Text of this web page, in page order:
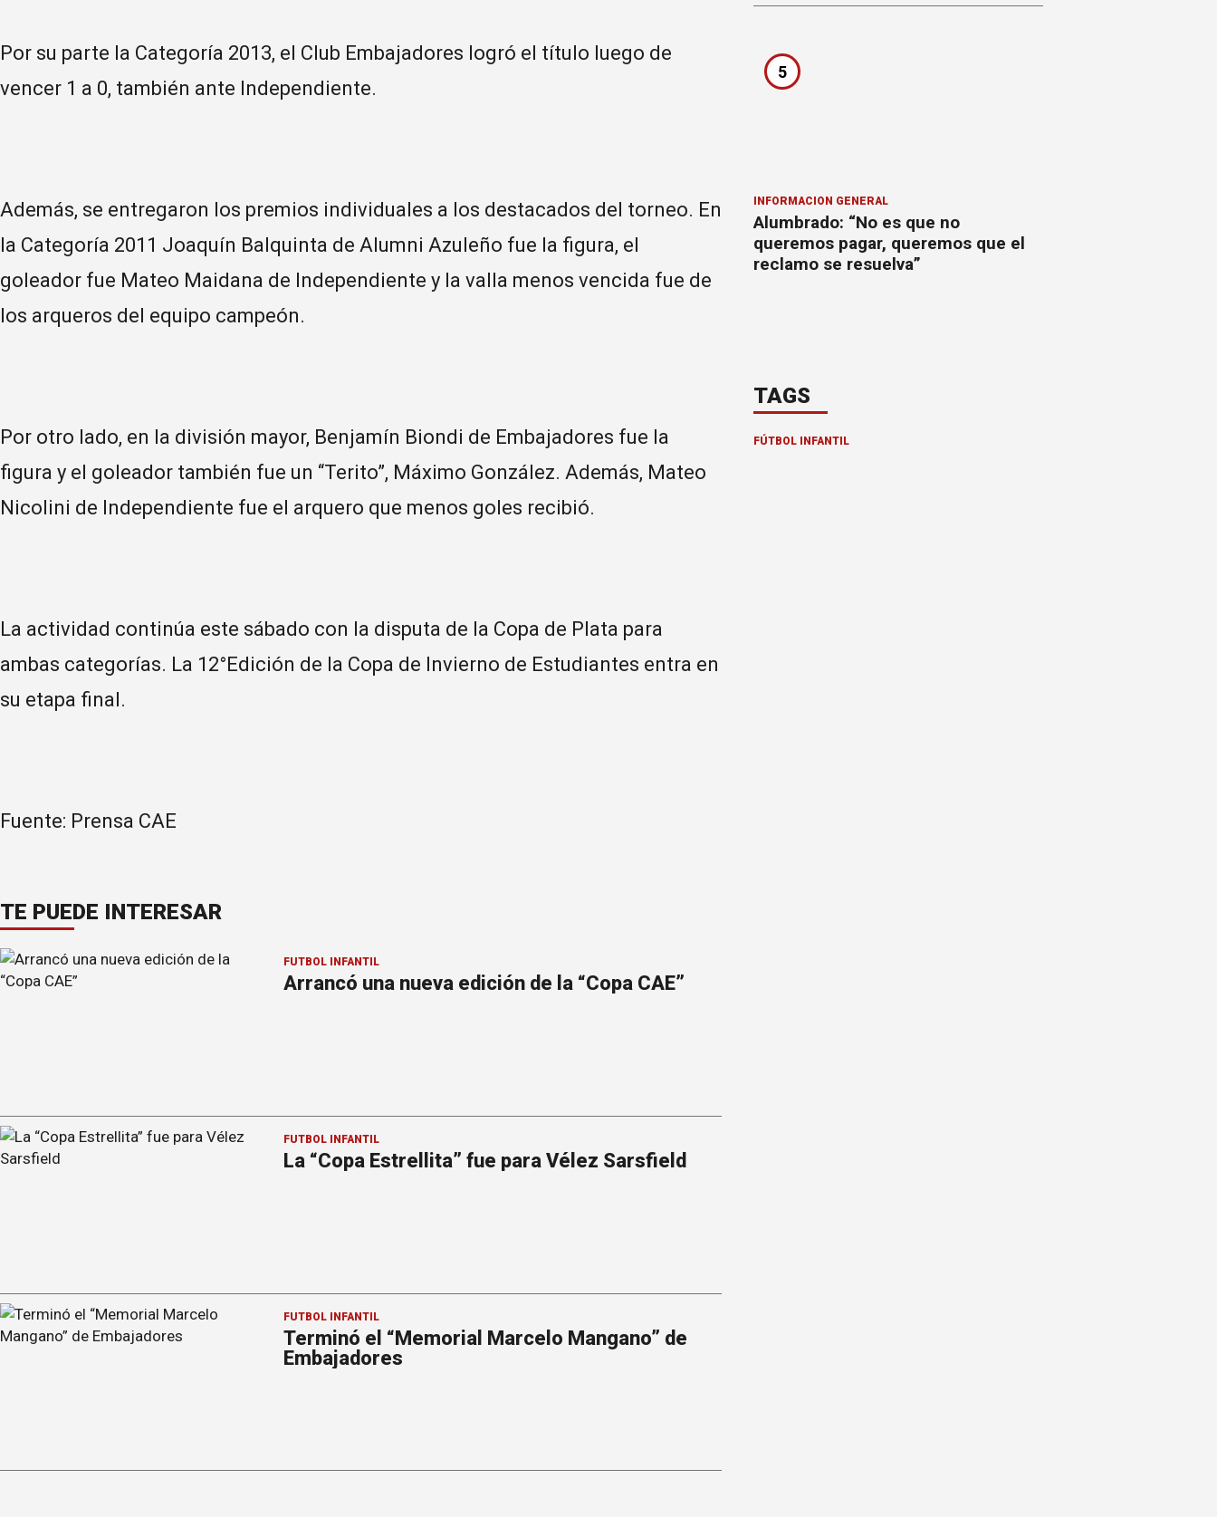
Por su parte la Categoría 2013, el Club Embajadores logró el título luego de
vencer 1 a 0, también ante Independiente.
Además, se entregaron los premios individuales a los destacados del torneo. En
la Categoría 2011 Joaquín Balquinta de Alumni Azuleño fue la figura, el
goleador fue Mateo Maidana de Independiente y la valla menos vencida fue de
los arqueros del equipo campeón.
Por otro lado, en la división mayor, Benjamín Biondi de Embajadores fue la
figura y el goleador también fue un “Terito”, Máximo González. Además, Mateo
Nicolini de Independiente fue el arquero que menos goles recibió.
La actividad continúa este sábado con la disputa de la Copa de Plata para
ambas categorías. La 12°Edición de la Copa de Invierno de Estudiantes entra en
su etapa final.
Fuente: Prensa CAE
TE PUEDE INTERESAR
FÚTBOL INFANTIL
Arrancó una nueva edición de la “Copa CAE”
FÚTBOL INFANTIL
La “Copa Estrellita” fue para Vélez Sarsfield
FÚTBOL INFANTIL
Terminó el “Memorial Marcelo Mangano” de
Embajadores
5
INFORMACION GENERAL
Alumbrado: “No es que no
queremos pagar, queremos que el
reclamo se resuelva”
TAGS
FÚTBOL INFANTIL